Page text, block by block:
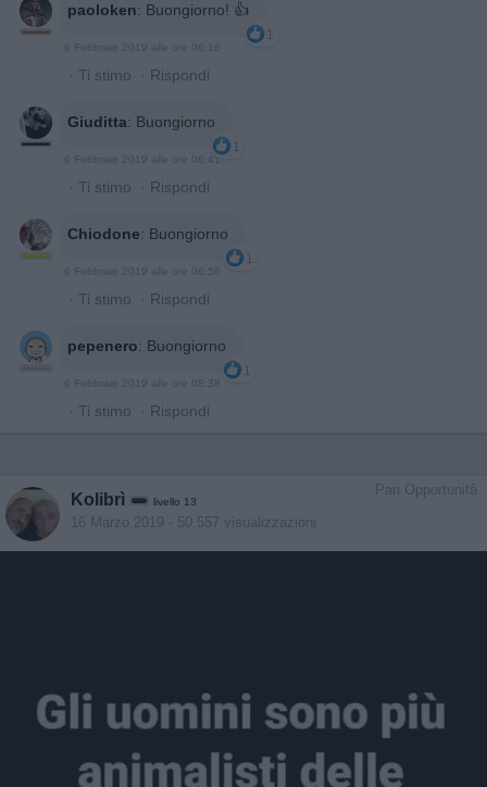
paoloken: Buongiorno! 👍
1
· Ti stimo · Rispondi
Giuditta: Buongiorno
1
· Ti stimo · Rispondi
Chiodone: Buongiorno
1
· Ti stimo · Rispondi
pepenero: Buongiorno
1
· Ti stimo · Rispondi
Pari Opportunità
Kolibrì livello 13
16 Marzo 2019 - 50.557 visualizzazioni